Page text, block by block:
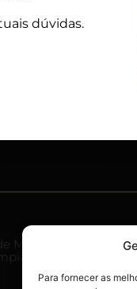
Para fornecer as
Melo, 878
dúvidas.